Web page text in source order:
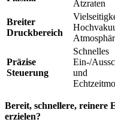
Ätzraten
Breiter
Druckbereich
Präzise
Steuerung
Schnelles
Ein-/
und
Bereit, schnellere, reinere
erzielen?